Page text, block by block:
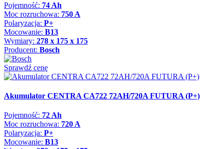
Pojemność: 74 Ah
Moc rozruchowa: 750 A
Polaryzacja: P+
Mocowanie: B13
Wymiary: 278 x 175 x 175
Producent: Bosch
Sprawdź cenę
Akumulator CENTRA CA722 72AH/720A FUTURA (P+)
Pojemność: 72 Ah
Moc rozruchowa: 720 A
Polaryzacja: P+
Mocowanie: B13